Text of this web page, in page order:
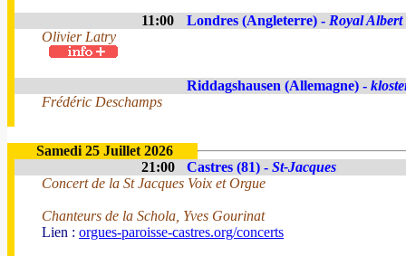
11:00 Londres (Angleterre) - Royal
Olivier Latry
Riddagshausen (Allemagne) -
Frédéric Deschamps
Samedi 25 Juillet 2026
21:00
Castres (81) - St-Jacques
Concert de la St Jacques Voix et Orgue
Chanteurs de la Schola, Yves Gourinat
Lien : orgues-paroisse-castres.org/concerts